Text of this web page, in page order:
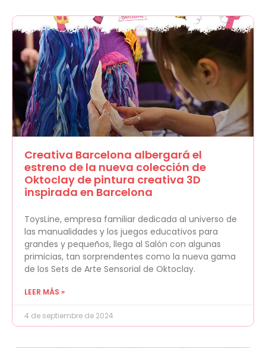
Creativa Barcelona albergará el
estreno de la nueva colección de
Oktoclay de pintura creativa 3D
inspirada en Barcelona
ToysLine, empresa familiar dedicada al universo de
las manualidades y los juegos educativos para
grandes y pequeños, llega al Salón con algunas
primicias, tan sorprendentes como la nueva gama
de los Sets de Arte Sensorial de Oktoclay.
LEER MÁS »
4 de septiembre de 2024